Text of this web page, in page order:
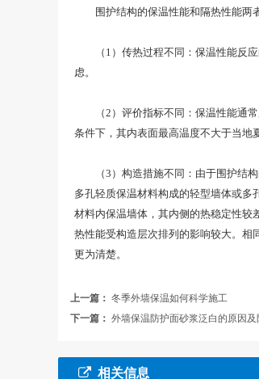
围护结构的保温性能和隔热性能两
（1）传热过程不同：保温性能反应
虑。
（2）评价指标不同：保温性能通常
条件下，其内表面最高温度不大于当地
（3）构造措施不同：由于围护结构
多孔轻质保温材料构成的轻型墙体或
材料内保温墙体，其内侧的热稳定性较
热性能受构造层次排列的影响较大。相
更为清楚。
上一篇： 冬季外墙保温如何科学施工
下一篇： 外墙保温防护面砂浆泛白的原因及
相关信息